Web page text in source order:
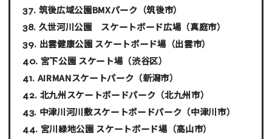
筑後広域公園BMXパーク （筑後市）
久世河川公園 スケートボード広場 （真庭市）
出雲健康公園 スケートボード場 （出雲市）
宮下公園 スケート場 （渋谷区）
AIRMANスケートパーク （新潟市）
北九州スケートボードパーク （北九州市）
中津川河川敷スケートボードパーク （中津川市）
宮川緑地公園 スケートボード場 （高山市）